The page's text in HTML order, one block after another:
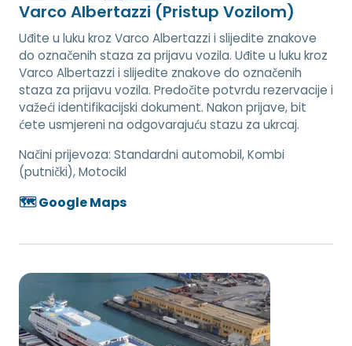
Varco Albertazzi (Pristup Vozilom)
Uđite u luku kroz Varco Albertazzi i slijedite znakove
do označenih staza za prijavu vozila. Uđite u luku kroz
Varco Albertazzi i slijedite znakove do označenih
staza za prijavu vozila. Predočite potvrdu rezervacije i
važeći identifikacijski dokument. Nakon prijave, bit
ćete usmjereni na odgovarajuću stazu za ukrcaj.
Načini prijevoza: Standardni automobil, Kombi
(putnički), Motocikl
🗺️ Google Maps